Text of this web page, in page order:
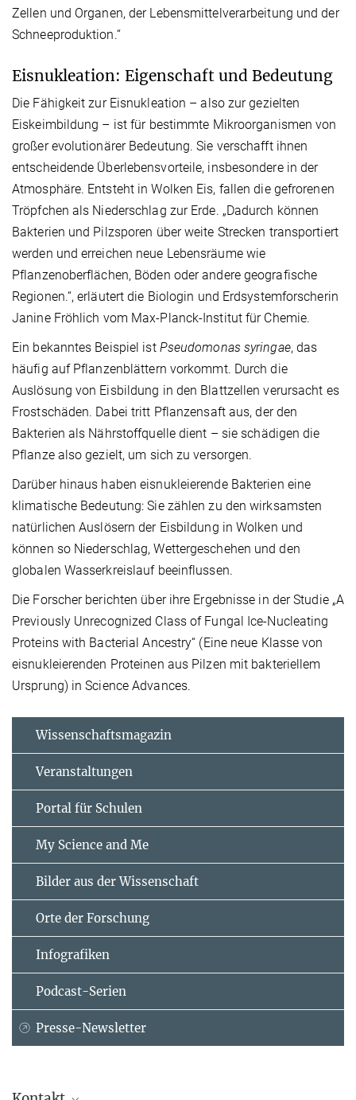
Zellen und Organen, der Lebensmittelverarbeitung und der
Schneeproduktion.“
Eisnukleation: Eigenschaft und Bedeutung
Die Fähigkeit zur Eisnukleation – also zur gezielten
Eiskeimbildung – ist für bestimmte Mikroorganismen von
großer evolutionärer Bedeutung. Sie verschafft ihnen
entscheidende Überlebensvorteile, insbesondere in der
Atmosphäre. Entsteht in Wolken Eis, fallen die gefrorenen
Tröpfchen als Niederschlag zur Erde. „Dadurch können
Bakterien und Pilzsporen über weite Strecken transportiert
werden und erreichen neue Lebensräume wie
Pflanzenoberflächen, Böden oder andere geografische
Regionen.“, erläutert die Biologin und Erdsystemforscherin
Janine Fröhlich vom Max-Planck-Institut für Chemie.
Ein bekanntes Beispiel ist Pseudomonas syringae, das
häufig auf Pflanzenblättern vorkommt. Durch die
Auslösung von Eisbildung in den Blattzellen verursacht es
Frostschäden. Dabei tritt Pflanzensaft aus, der den
Bakterien als Nährstoffquelle dient – sie schädigen die
Pflanze also gezielt, um sich zu versorgen.
Darüber hinaus haben eisnukleierende Bakterien eine
klimatische Bedeutung: Sie zählen zu den wirksamsten
natürlichen Auslösern der Eisbildung in Wolken und
können so Niederschlag, Wettergeschehen und den
globalen Wasserkreislauf beeinflussen.
Die Forscher berichten über ihre Ergebnisse in der Studie „A
Previously Unrecognized Class of Fungal Ice-Nucleating
Proteins with Bacterial Ancestry“ (Eine neue Klasse von
eisnukleierenden Proteinen aus Pilzen mit bakteriellem
Ursprung) in Science Advances.
Wissenschaftsmagazin
Veranstaltungen
Portal für Schulen
My Science and Me
Bilder aus der Wissenschaft
Orte der Forschung
Infografiken
Podcast-Serien
Presse-Newsletter